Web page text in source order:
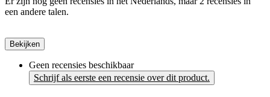
een andere talen.
Bekijken
Geen recensies beschikbaar
Schrijf als eerste een recensie over dit product.